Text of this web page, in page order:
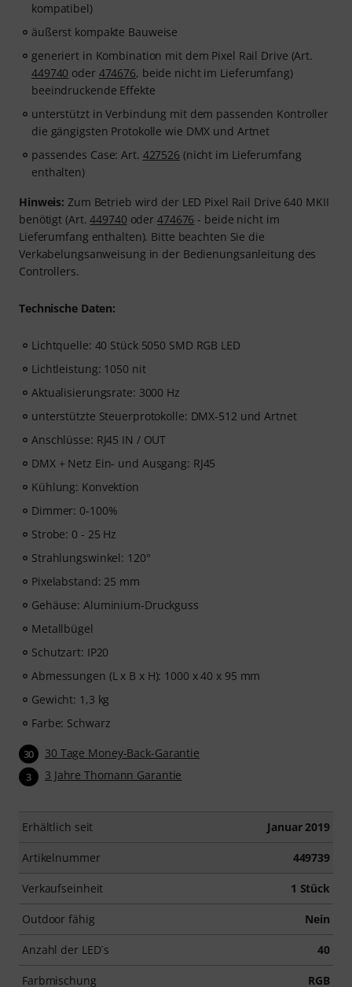
kompatibel)
äußerst kompakte Bauweise
generiert in Kombination mit dem Pixel Rail Drive (Art.
449740 oder 474676, beide nicht im Lieferumfang)
beeindruckende Effekte
unterstützt in Verbindung mit dem passenden Kontroller
die gängigsten Protokolle wie DMX und Artnet
passendes Case: Art. 427526 (nicht im Lieferumfang
enthalten)
Hinweis: Zum Betrieb wird der LED Pixel Rail Drive 640 MKII
benötigt (Art.449740 oder474676 - beide nicht im
Lieferumfang enthalten). Bitte beachten Sie die
Verkabelungsanweisung in der Bedienungsanleitung des
Controllers.
Technische Daten:
Lichtquelle: 40 Stück 5050 SMD RGB LED
Lichtleistung: 1050 nit
Aktualisierungsrate: 3000 Hz
unterstützte Steuerprotokolle: DMX-512 und Artnet
Anschlüsse: RJ45 IN / OUT
DMX + Netz Ein- und Ausgang: RJ45
Kühlung: Konvektion
Dimmer: 0-100%
Strobe: 0 - 25 Hz
Strahlungswinkel: 120°
Pixelabstand: 25 mm
Gehäuse: Aluminium-Druckguss
Metallbügel
Schutzart: IP20
Abmessungen (L x B x H): 1000 x 40 x 95 mm
Gewicht: 1,3 kg
Farbe: Schwarz
30 30 Tage Money-Back-Garantie
3 3 Jahre Thomann Garantie
Erhältlich seit Januar 2019
Artikelnummer 449739
Verkaufseinheit 1 Stück
Outdoor fähig Nein
Anzahl der LED´s 40
Farbmischung RGB